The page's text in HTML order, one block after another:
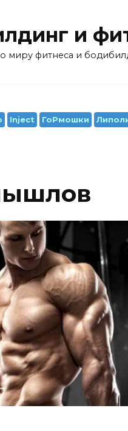
и
миру фитнеса и
Inject ГоРмошки